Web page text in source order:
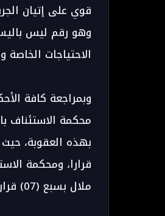
وهو رقم ليس
الاحتياجات الخاصة
وبمراجعة كافة
محكمة الاستئناف
ملال بسبع (07) قرارات ومحكمة الاستئناف بمراكش بخمس (05) قرارات.